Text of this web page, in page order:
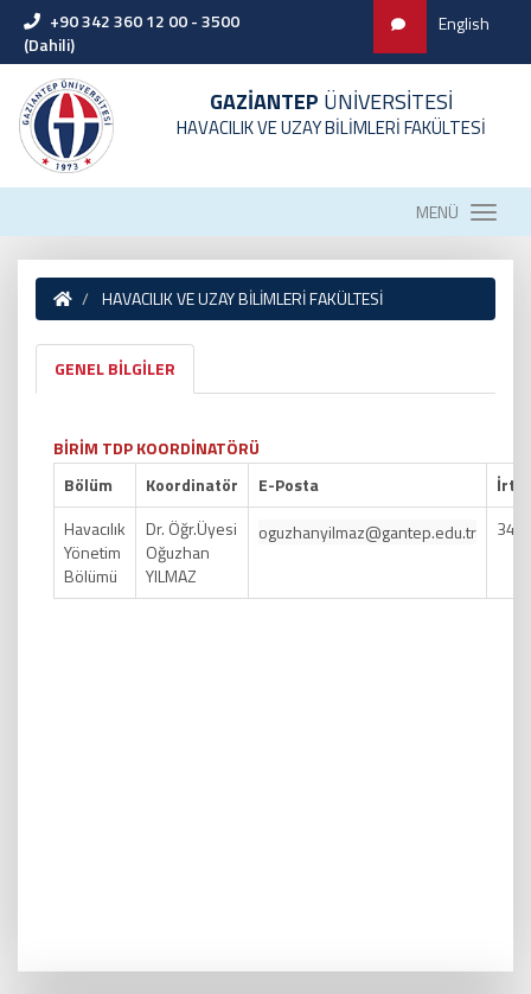
+90 342 360 12 00 - 3500
(Dahili)
English
GAZİANTEP ÜNİVERSİTESİ
HAVACILIK VE UZAY BİLİMLERİ FAKÜLTESİ
MENÜ
HAVACILIK VE UZAY BİLİMLERİ FAKÜLTESİ
GENEL BİLGİLER
BİRİM TDP KOORDİNATÖRÜ
Bölüm
Koordinatör E-Posta
Havacılık
Yönetim
Bölümü
Dr. Öğr.Üyesi
Oğuzhan
YILMAZ
oguzhanyilmaz@gantep.edu.tr